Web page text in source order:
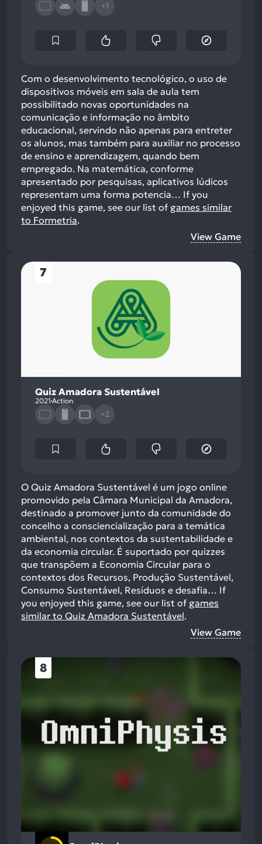
+1
Com o desenvolvimento tecnológico, o uso de
dispositivos móveis em sala de aula tem
possibilitado novas oportunidades na
comunicação e informação no âmbito
educacional, servindo não apenas para entreter
os alunos, mas também para auxiliar no processo
de ensino e aprendizagem, quando bem
empregado. Na matemática, conforme
apresentado por pesquisas, aplicativos lúdicos
representam uma forma potencia… If you
enjoyed this game, see our list of games similar
to Formetria.
View Game
7
Quiz Amadora Sustentável
2021 Action
+2
O Quiz Amadora Sustentável é um jogo online
promovido pela Câmara Municipal da Amadora,
destinado a promover junto da comunidade do
concelho a consciencialização para a temática
ambiental, nos contextos da sustentabilidade e
da economia circular. É suportado por quizzes
que transpõem a Economia Circular para o
contextos dos Recursos, Produção Sustentável,
Consumo Sustentável, Resíduos e desafia… If
you enjoyed this game, see our list of games
similar to Quiz Amadora Sustentável.
View Game
8